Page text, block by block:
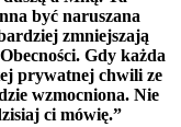
być naruszana
zmniejszają
Gdy każda
prywatnej chwili ze
wzmocniona. Nie
ci mówię.”